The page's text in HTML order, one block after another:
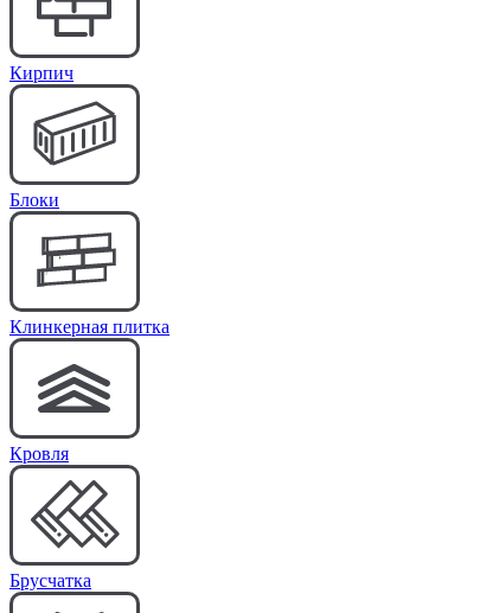
Кирпич
Блоки
Клинкерная плитка
Кровля
Брусчатка